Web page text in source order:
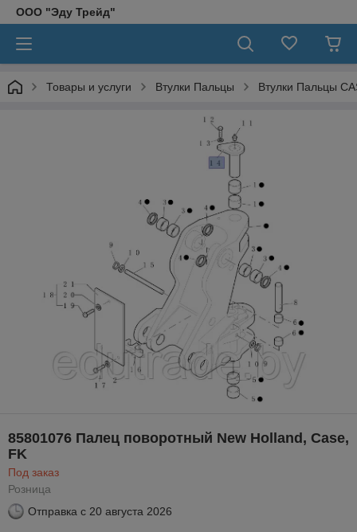
ООО "Эду Трейд"
Товары и услуги Втулки Пальцы Втулки Пальцы
85801076 Палец поворотный New Holland, Case,
FK
Под заказ
Розница
Отправка с 20 августа 2026